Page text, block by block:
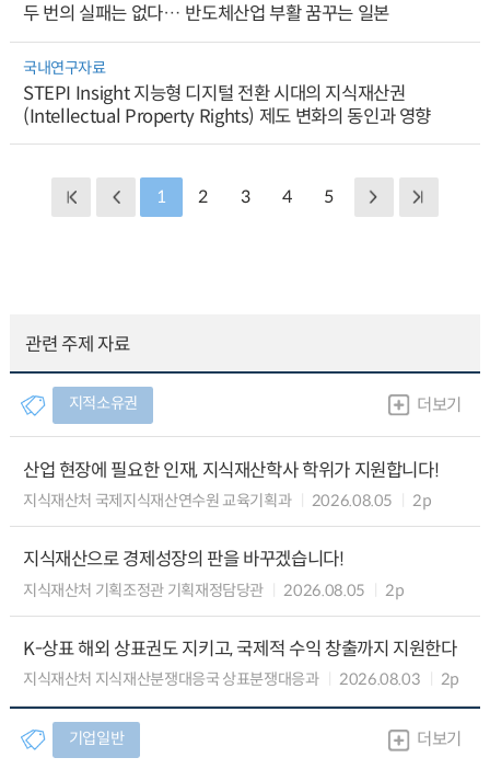
두 번의 실패는 없다… 반도체산업 부활 꿈꾸는 일본
국내연구자료
STEPI Insight 지능형 디지털 전환 시대의 지식재산권
(Intellectual Property Rights) 제도 변화의 동인과 영향
1 2 3 4 5
관련 주제 자료
지적소유권 더보기
산업 현장에 필요한 인재, 지식재산학사 학위가 지원합니다!
지식재산처 국제지식재산연수원 교육기획과 2026.08.05 2p
지식재산으로 경제성장의 판을 바꾸겠습니다!
지식재산처 기획조정관 기획재정담당관 2026.08.05 2p
K-상표 해외 상표권도 지키고, 국제적 수익 창출까지 지원한다
지식재산처 지식재산분쟁대응국 상표분쟁대응과 2026.08.03 2p
기업일반 더보기